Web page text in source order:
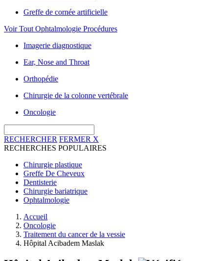
Greffe de cornée artificielle
Voir Tout Ophtalmologie Procédures
Imagerie diagnostique
Ear, Nose and Throat
Orthopédie
Chirurgie de la colonne vertébrale
Oncologie
RECHERCHER FERMER X
RECHERCHES POPULAIRES
Chirurgie plastique
Greffe De Cheveux
Dentisterie
Chirurgie bariatrique
Ophtalmologie
Accueil
Oncologie
Traitement du cancer de la vessie
Hôpital Acibadem Maslak